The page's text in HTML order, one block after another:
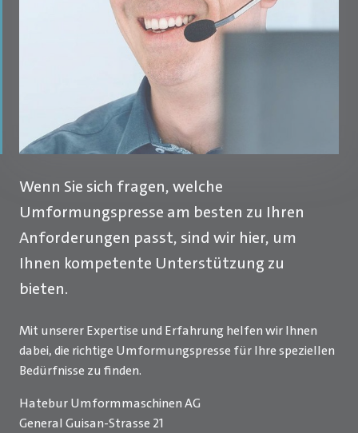
Wenn Sie sich fragen, welche
Umformungspresse am besten zu Ihren
Anforderungen passt, sind wir hier, um
Ihnen kompetente Unterstützung zu
bieten.
Mit unserer Expertise und Erfahrung helfen wir Ihnen
dabei, die richtige Umformungspresse für Ihre speziellen
Bedürfnisse zu finden.
Hatebur Umformmaschinen AG
General Guisan-Strasse 21